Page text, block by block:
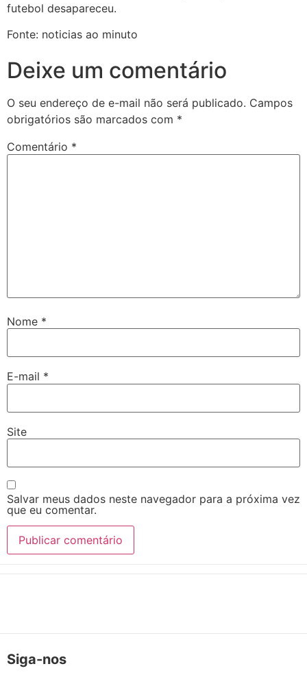
futebol desapareceu.
Fonte: noticias ao minuto
Deixe um comentário
O seu endereço de e-mail não será publicado. Campos
obrigatórios são marcados com *
Comentário *
Nome *
E-mail *
Site
Salvar meus dados neste navegador para a próxima vez
que eu comentar.
Siga-nos